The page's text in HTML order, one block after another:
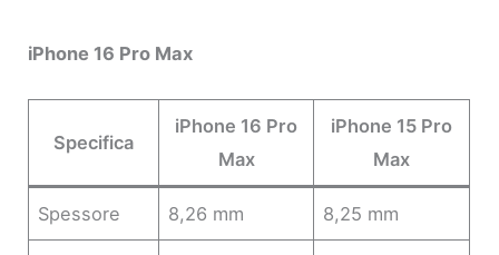
iPhone 16 Pro Max
Specifica
iPhone 16 Pro
Max
iPhone 15 Pro
Max
Spessore 8,26 mm 8,25 mm